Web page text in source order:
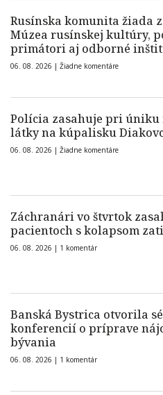
Rusínska komunita žiada
Múzea rusínskej kultúry,
primátori aj odborné
06. 08. 2026 | Žiadne komentáre
Polícia zasahuje pri úniku
látky na kúpalisku
06. 08. 2026 | Žiadne komentáre
Záchranári vo štvrtok
pacientoch s kolapsom
06. 08. 2026 | 1 komentár
Banská Bystrica otvorila
konferencií o príprave
bývania
06. 08. 2026 | 1 komentár